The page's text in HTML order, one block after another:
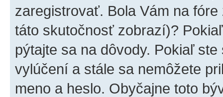
zaregistrovať. Bola Vám na
táto skutočnosť zobrazí)?
pýtajte sa na dôvody. Pokiaľ
vylúčení a stále sa nemôžete
meno a heslo. Obyčajne toto